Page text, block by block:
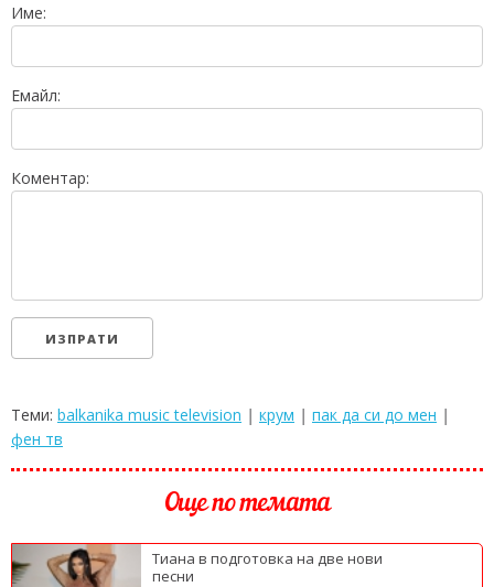
Име:
Емайл:
Коментар:
Теми: balkanika music television | крум | пак да си до мен |
фен тв
Още по темата
Тиана в подготовка на две нови
песни